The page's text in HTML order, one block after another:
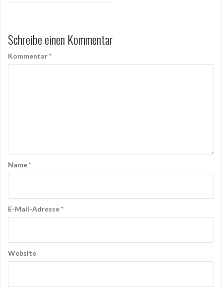
Schreibe einen Kommentar
Kommentar*
Name*
E-Mail-Adresse*
Website